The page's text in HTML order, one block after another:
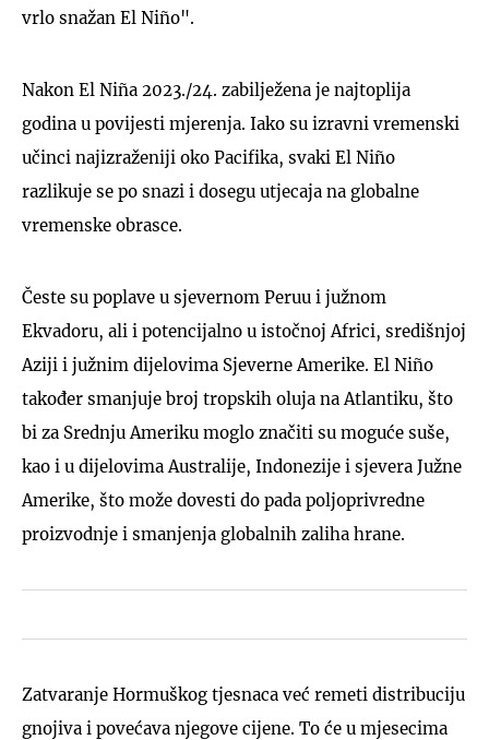
vrlo snažan El Niño".
Nakon El Niña 2023./24. zabilježena je najtoplija
godina u povijesti mjerenja. Iako su izravni vremenski
učinci najizraženiji oko Pacifika, svaki El Niño
razlikuje se po snazi i dosegu utjecaja na globalne
vremenske obrasce.
Česte su poplave u sjevernom Peruu i južnom
Ekvadoru, ali i potencijalno u istočnoj Africi, središnjoj
Aziji i južnim dijelovima Sjeverne Amerike. El Niño
također smanjuje broj tropskih oluja na Atlantiku, što
bi za Srednju Ameriku moglo značiti su moguće suše,
kao i u dijelovima Australije, Indonezije i sjevera Južne
Amerike, što može dovesti do pada poljoprivredne
proizvodnje i smanjenja globalnih zaliha hrane.
Zatvaranje Hormuškog tjesnaca već remeti distribuciju
gnojiva i povećava njegove cijene. To će u mjesecima